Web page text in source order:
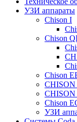
УЗИ аппараты
Chison I
Chison
Chison
CHISON
CHISON
Chison
УЗИ